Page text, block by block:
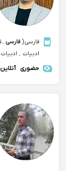
فارسی(فارسی ,
ادبیات ,
حضوری
آنلاین